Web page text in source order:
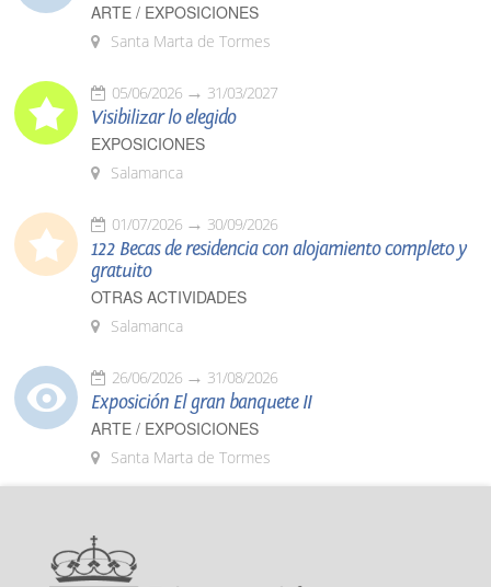
ARTE / EXPOSICIONES
Santa Marta de Tormes
05/06/2026 31/03/2027
Visibilizar lo elegido
EXPOSICIONES
Salamanca
01/07/2026 30/09/2026
122 Becas de residencia con alojamiento completo y
gratuito
OTRAS ACTIVIDADES
Salamanca
26/06/2026 31/08/2026
Exposición El gran banquete II
ARTE / EXPOSICIONES
Santa Marta de Tormes